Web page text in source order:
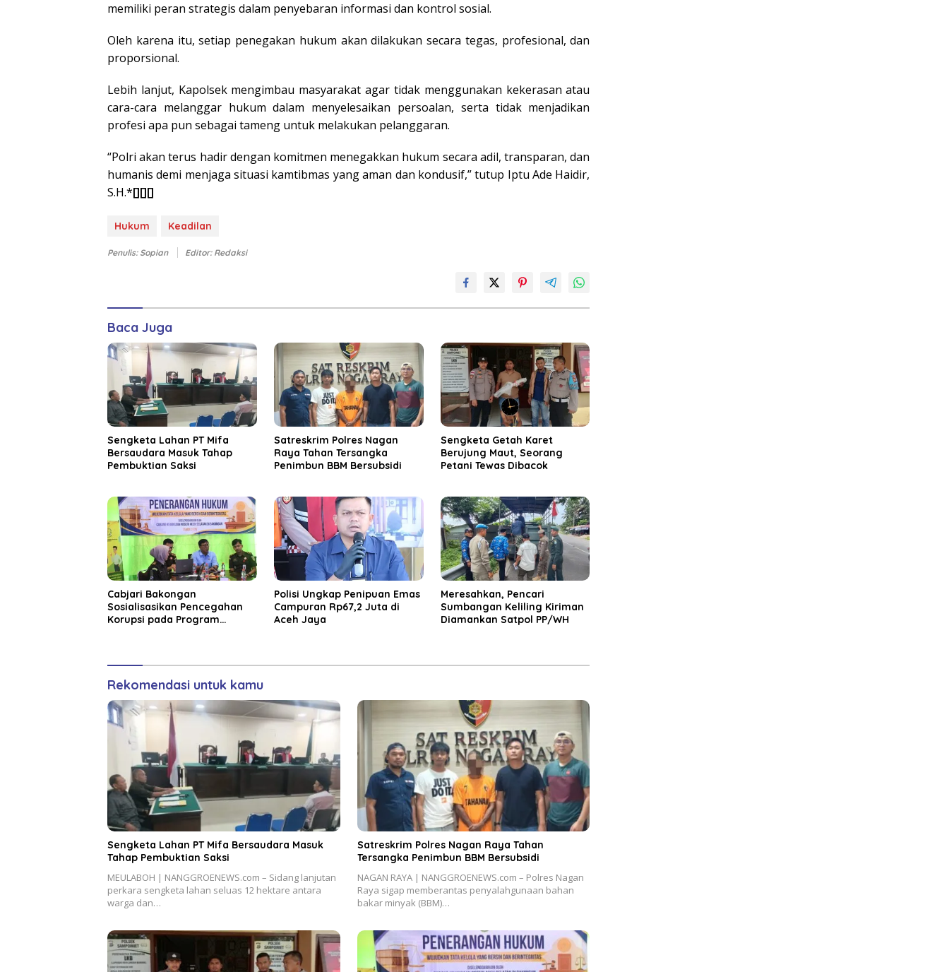
memiliki peran strategis dalam penyebaran informasi dan kontrol sosial.
Oleh karena itu, setiap penegakan hukum akan dilakukan secara tegas, profesional, dan
proporsional.
Lebih lanjut, Kapolsek mengimbau masyarakat agar tidak menggunakan kekerasan atau
cara-cara melanggar hukum dalam menyelesaikan persoalan, serta tidak menjadikan
profesi apa pun sebagai tameng untuk melakukan pelanggaran.
“Polri akan terus hadir dengan komitmen menegakkan hukum secara adil, transparan, dan
humanis demi menjaga situasi kamtibmas yang aman dan kondusif,” tutup Iptu Ade Haidir,
S.H.*[][][]
Hukum Keadilan
Penulis: Sopian Editor: Redaksi
Baca Juga
Sengketa Lahan PT Mifa
Bersaudara Masuk Tahap
Pembuktian Saksi
Satreskrim Polres Nagan
Raya Tahan Tersangka
Penimbun BBM Bersubsidi
Sengketa Getah Karet
Berujung Maut, Seorang
Petani Tewas Dibacok
Cabjari Bakongan
Sosialisasikan Pencegahan
Korupsi pada Program
Polisi Ungkap Penipuan Emas
Campuran Rp67,2 Juta di
Aceh Jaya
Meresahkan, Pencari
Sumbangan Keliling Kiriman
Diamankan Satpol PP/WH
Rekomendasi untuk kamu
Sengketa Lahan PT Mifa Bersaudara Masuk
Tahap Pembuktian Saksi
MEULABOH | NANGGROENEWS.com – Sidang lanjutan
perkara sengketa lahan seluas 12 hektare antara
warga dan…
Satreskrim Polres Nagan Raya Tahan
Tersangka Penimbun BBM Bersubsidi
NAGAN RAYA | NANGGROENEWS.com – Polres Nagan
Raya sigap memberantas penyalahgunaan bahan
bakar minyak (BBM)…